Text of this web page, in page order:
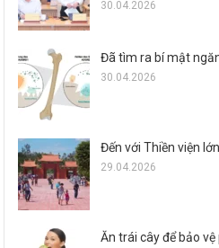
30.04.2026
Đã tìm ra bí mật
30.04.2026
Đến với Thiền viện
29.04.2026
Ăn trái cây để bảo